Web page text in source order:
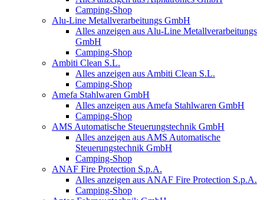
Camping-Shop
Alu-Line Metallverarbeitungs GmbH
Alles anzeigen aus Alu-Line Metallverarbeitungs
GmbH
Camping-Shop
Ambiti Clean S.L.
Alles anzeigen aus Ambiti Clean S.L.
Camping-Shop
Amefa Stahlwaren GmbH
Alles anzeigen aus Amefa Stahlwaren GmbH
Camping-Shop
AMS Automatische Steuerungstechnik GmbH
Alles anzeigen aus AMS Automatische
Steuerungstechnik GmbH
Camping-Shop
ANAF Fire Protection S.p.A.
Alles anzeigen aus ANAF Fire Protection S.p.A.
Camping-Shop